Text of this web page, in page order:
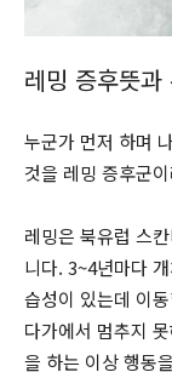
레밍 증후뜻과
누군가 먼저 하며
것을 레밍 증후군
레밍은 북유럽 스
니다. 3~4년마다
습성이 있는데 이
다가에서 멈추지
을 하는 이상 행동